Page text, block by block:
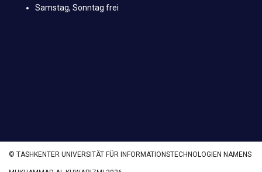
Samstag, Sonntag frei
© TASHKENTER UNIVERSITÄT FÜR INFORMATIONSTECHNOLOGIEN NAMENS